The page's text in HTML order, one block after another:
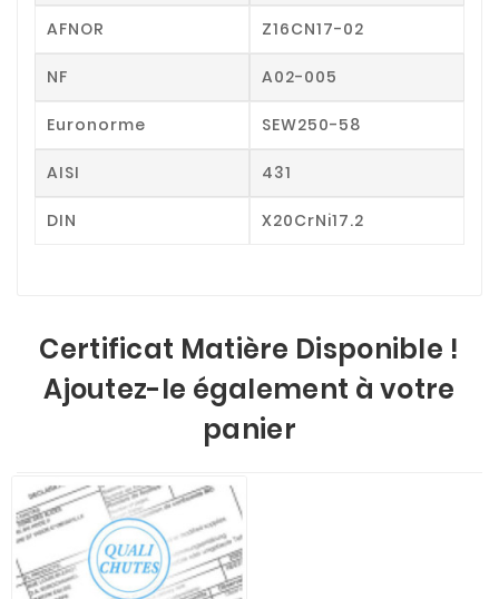
AFNOR Z16CN17-02
NF A02-005
Euronorme SEW250-58
AISI 431
DIN X20CrNi17.2
Certificat Matière Disponible !
Ajoutez-le également à votre
panier